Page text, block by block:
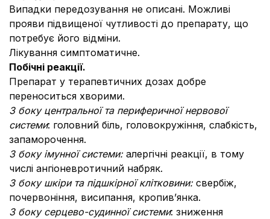
Випадки передозування не описані. Можливі
прояви підвищеної чутливості до препарату, що
потребує його відміни.
Лікування симптоматичне.
Побічні реакції.
Препарат у терапевтичних дозах добре
переноситься хворими.
З боку центральної та периферичної нервової
системи: головний біль, головокружіння, слабкість,
запаморочення.
З боку імунної системи: алергічні реакції, в тому
числі ангіоневротичний набряк.
З боку шкіри та підшкірної клітковини: свербіж,
почервоніння, висипання, кропив’янка.
З боку серцево-судинної системи: зниження